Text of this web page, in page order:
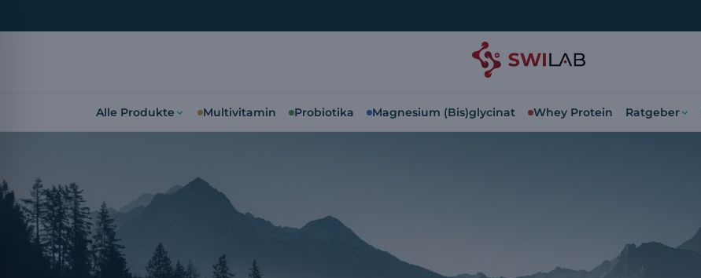
Alle Produkte Multivitamin Probiotika Magnesium (Bis)glycinat Whey Protein Ratgeber